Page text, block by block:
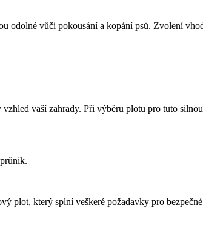
vůči pokousání a kopání psů. Zvolení
vaší zahrady. Při výběru plotu pro tuto
plot, který splní veškeré požadavky pro